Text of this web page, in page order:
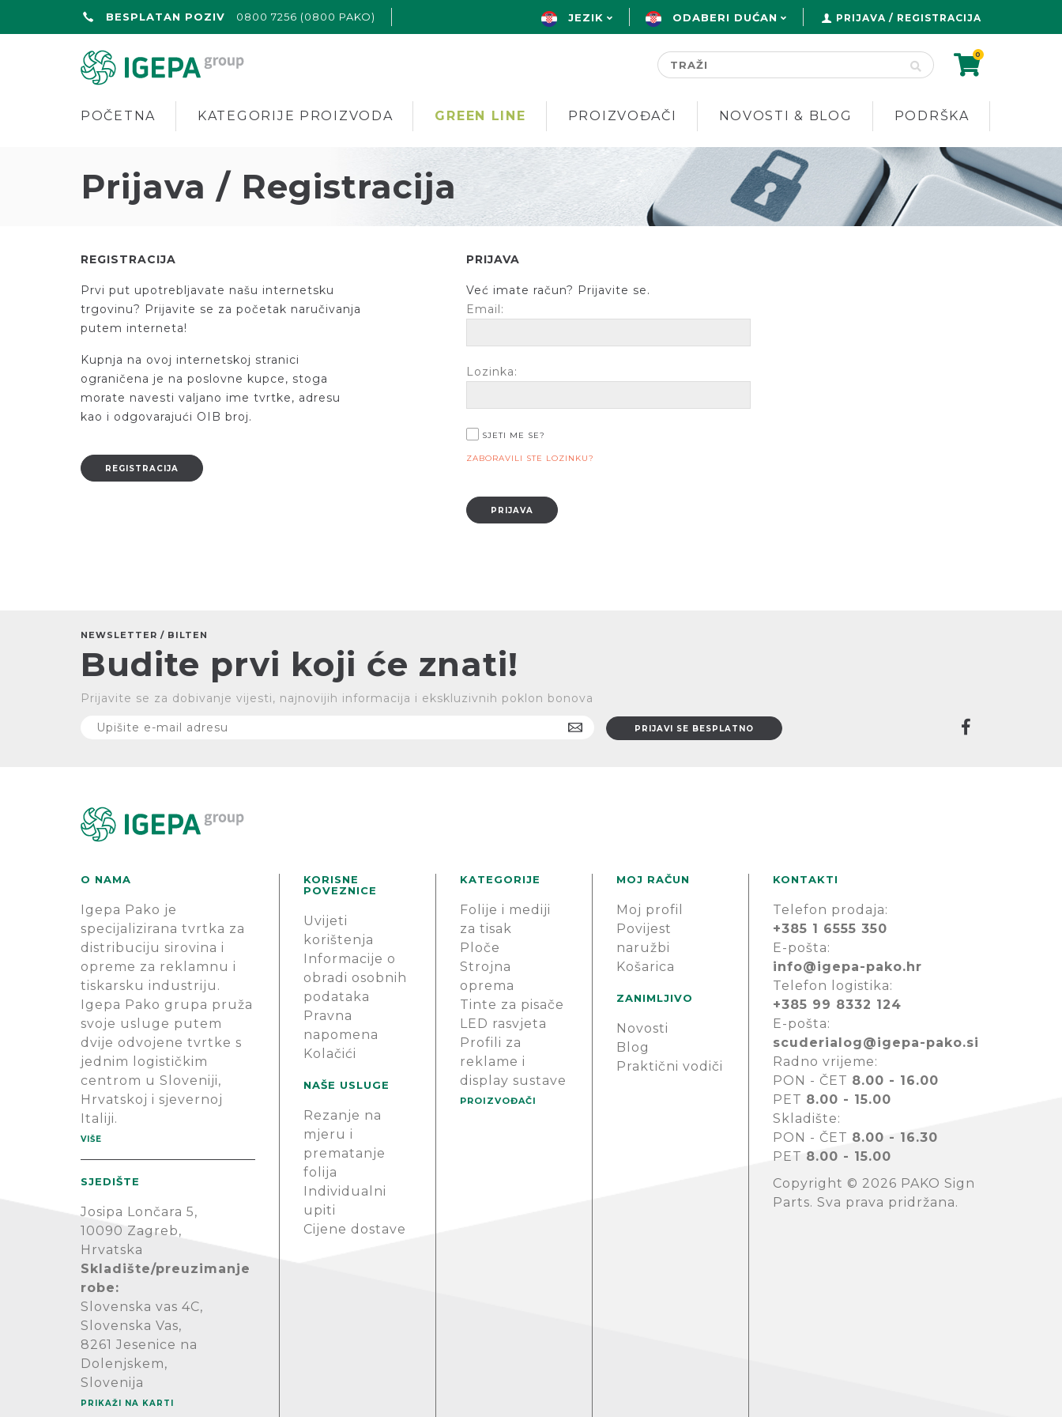
BESPLATAN POZIV 0800 7256 (0800 PAKO) JEZIK ODABERI DUĆAN
0
PRIJAVA / REGISTRACIJA
POČETNA KATEGORIJE PROIZVODA GREEN LINE PROIZVOĐAČI NOVOSTI & BLOG PODRŠKA
Prijava / Registracija
REGISTRACIJA
Prvi put upotrebljavate našu internetsku
trgovinu? Prijavite se za početak naručivanja
putem interneta!
Kupnja na ovoj internetskoj stranici
ograničena je na poslovne kupce, stoga
morate navesti valjano ime tvrtke, adresu
kao i odgovarajući OIB broj.
PRIJAVA
Već imate račun? Prijavite se.
Email:
Lozinka:
SJETI ME SE?
ZABORAVILI STE LOZINKU?
NEWSLETTER / BILTEN
Budite prvi koji će znati!
Prijavite se za dobivanje vijesti, najnovijih informacija i ekskluzivnih poklon bonova
O NAMA
Igepa Pako je
specijalizirana tvrtka za
distribuciju sirovina i
opreme za reklamnu i
tiskarsku industriju.
Igepa Pako grupa pruža
svoje usluge putem
dvije odvojene tvrtke s
jednim logističkim
centrom u Sloveniji,
Hrvatskoj i sjevernoj
Italiji.
VIŠE
SJEDIŠTE
Josipa Lončara 5,
10090 Zagreb,
Hrvatska
Skladište/preuzimanje
robe:
Slovenska vas 4C,
Slovenska Vas,
8261 Jesenice na
Dolenjskem,
Slovenija
PRIKAŽI NA KARTI
KORISNE
POVEZNICE
Uvijeti
korištenja
Informacije o
obradi osobnih
podataka
Pravna
napomena
Kolačići
NAŠE USLUGE
Rezanje na
mjeru i
prematanje
folija
Individualni
upiti
Cijene dostave
KATEGORIJE
Folije i mediji
za tisak
Ploče
Strojna
oprema
Tinte za pisače
LED rasvjeta
Profili za
reklame i
display sustave
PROIZVOĐAČI
MOJ RAČUN
Moj profil
Povijest
naružbi
Košarica
ZANIMLJIVO
Novosti
Blog
Praktični vodiči
KONTAKTI
Telefon prodaja:
+385 1 6555 350
E-pošta:
info@igepa-pako.hr
Telefon logistika:
+385 99 8332 124
E-pošta:
scuderialog@igepa-pako.si
Radno vrijeme:
PON - ČET 8.00 - 16.00
PET 8.00 - 15.00
Skladište:
PON - ČET 8.00 - 16.30
PET 8.00 - 15.00
Copyright © 2026 PAKO Sign
Parts. Sva prava pridržana.